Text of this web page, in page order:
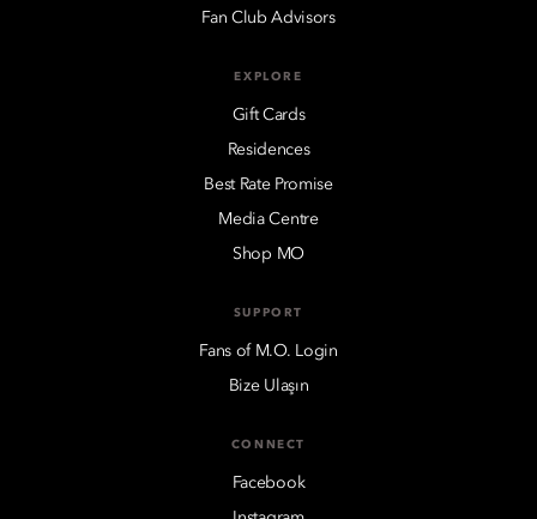
Fan Club Advisors
EXPLORE
Gift Cards
Residences
Best Rate Promise
Media Centre
Shop MO
SUPPORT
Fans of M.O. Login
Bize Ulaşın
CONNECT
Facebook